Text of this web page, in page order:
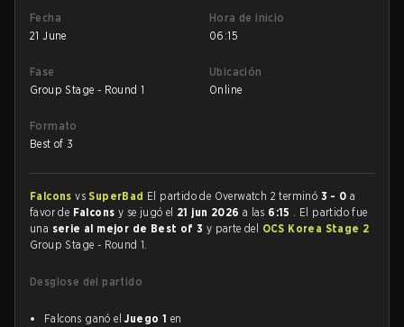
Fecha
21 June
Hora de inicio
06:15
Fase
Group Stage - Round 1
Ubicación
Online
Formato
Best of 3
Falconsvs SuperBad El partido de Overwatch 2 terminó 3 - 0 a
favor de Falcons y se jugó el 21 jun 2026 a las 6:15 . El partido fue
una serie al mejor de Best of 3 y parte del OCS Korea Stage 2
Group Stage - Round 1.
Desglose del partido
Falcons ganó elJuego 1 en